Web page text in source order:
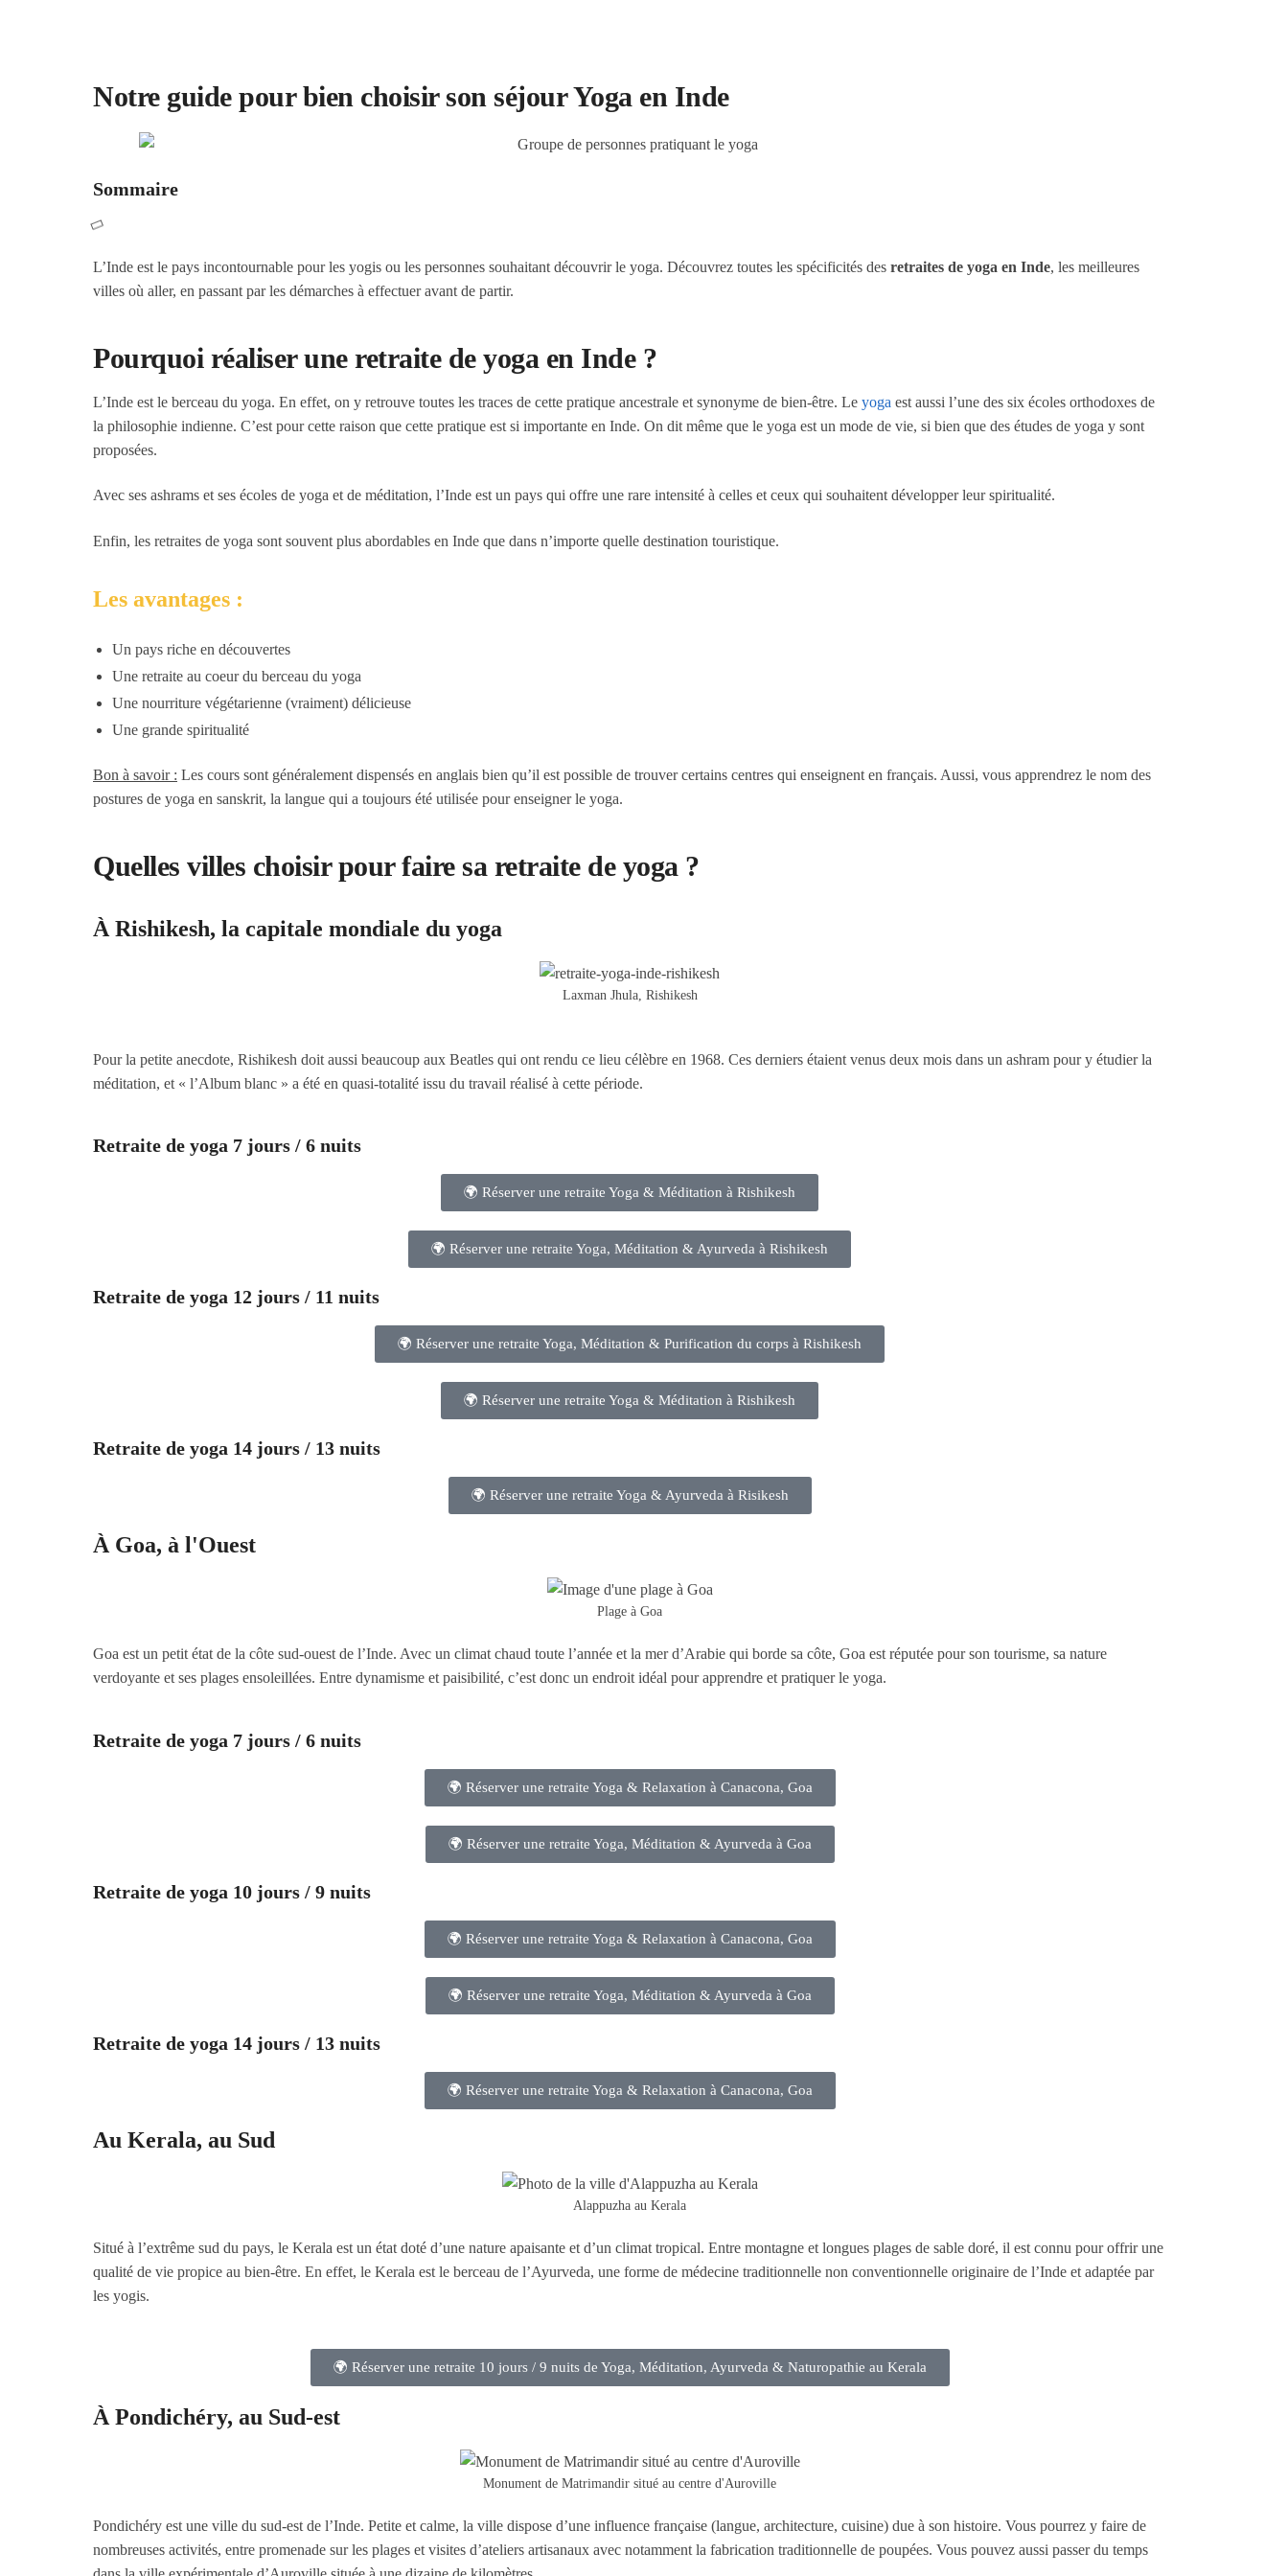
Notre guide pour bien choisir son séjour Yoga en Inde
Sommaire
L’Inde est le pays incontournable pour les yogis ou les personnes souhaitant découvrir le yoga. Découvrez toutes les spécificités des retraites de yoga en Inde, les meilleures
villes où aller, en passant par les démarches à effectuer avant de partir.
Pourquoi réaliser une retraite de yoga en Inde ?
L’Inde est le berceau du yoga. En effet, on y retrouve toutes les traces de cette pratique ancestrale et synonyme de bien-être. Le yoga est aussi l’une des six écoles orthodoxes de
la philosophie indienne. C’est pour cette raison que cette pratique est si importante en Inde. On dit même que le yoga est un mode de vie, si bien que des études de yoga y sont
proposées.
Avec ses ashrams et ses écoles de yoga et de méditation, l’Inde est un pays qui offre une rare intensité à celles et ceux qui souhaitent développer leur spiritualité.
Enfin, les retraites de yoga sont souvent plus abordables en Inde que dans n’importe quelle destination touristique.
Les avantages :
Un pays riche en découvertes
Une retraite au coeur du berceau du yoga
Une nourriture végétarienne (vraiment) délicieuse
Une grande spiritualité
Bon à savoir : Les cours sont généralement dispensés en anglais bien qu’il est possible de trouver certains centres qui enseignent en français. Aussi, vous apprendrez le nom des
postures de yoga en sanskrit, la langue qui a toujours été utilisée pour enseigner le yoga.
Quelles villes choisir pour faire sa retraite de yoga ?
À Rishikesh, la capitale mondiale du yoga
Laxman Jhula, Rishikesh
Pour la petite anecdote, Rishikesh doit aussi beaucoup aux Beatles qui ont rendu ce lieu célèbre en 1968. Ces derniers étaient venus deux mois dans un ashram pour y étudier la
méditation, et « l’Album blanc » a été en quasi-totalité issu du travail réalisé à cette période.
Retraite de yoga 7 jours / 6 nuits
🌍 Réserver une retraite Yoga & Méditation à Rishikesh
🌍 Réserver une retraite Yoga, Méditation & Ayurveda à Rishikesh
Retraite de yoga 12 jours / 11 nuits
🌍 Réserver une retraite Yoga, Méditation & Purification du corps à Rishikesh
🌍 Réserver une retraite Yoga & Méditation à Rishikesh
Retraite de yoga 14 jours / 13 nuits
🌍 Réserver une retraite Yoga & Ayurveda à Risikesh
À Goa, à l'Ouest
Plage à Goa
Goa est un petit état de la côte sud-ouest de l’Inde. Avec un climat chaud toute l’année et la mer d’Arabie qui borde sa côte, Goa est réputée pour son tourisme, sa nature
verdoyante et ses plages ensoleillées. Entre dynamisme et paisibilité, c’est donc un endroit idéal pour apprendre et pratiquer le yoga.
Retraite de yoga 7 jours / 6 nuits
🌍 Réserver une retraite Yoga & Relaxation à Canacona, Goa
🌍 Réserver une retraite Yoga, Méditation & Ayurveda à Goa
Retraite de yoga 10 jours / 9 nuits
🌍 Réserver une retraite Yoga & Relaxation à Canacona, Goa
🌍 Réserver une retraite Yoga, Méditation & Ayurveda à Goa
Retraite de yoga 14 jours / 13 nuits
🌍 Réserver une retraite Yoga & Relaxation à Canacona, Goa
Au Kerala, au Sud
Alappuzha au Kerala
Situé à l’extrême sud du pays, le Kerala est un état doté d’une nature apaisante et d’un climat tropical. Entre montagne et longues plages de sable doré, il est connu pour offrir une
qualité de vie propice au bien-être. En effet, le Kerala est le berceau de l’Ayurveda, une forme de médecine traditionnelle non conventionnelle originaire de l’Inde et adaptée par
les yogis.
🌍 Réserver une retraite 10 jours / 9 nuits de Yoga, Méditation, Ayurveda & Naturopathie au Kerala
À Pondichéry, au Sud-est
Monument de Matrimandir situé au centre d'Auroville
Pondichéry est une ville du sud-est de l’Inde. Petite et calme, la ville dispose d’une influence française (langue, architecture, cuisine) due à son histoire. Vous pourrez y faire de
nombreuses activités, entre promenade sur les plages et visites d’ateliers artisanaux avec notamment la fabrication traditionnelle de poupées. Vous pouvez aussi passer du temps